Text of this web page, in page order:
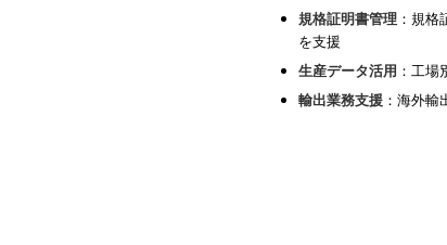
規格証明書管理 ：規
を支援
生産データ活用 ：工
輸出業務支援 ：海外